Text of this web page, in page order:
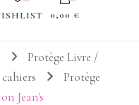
0,00 €
vide.
Protège Livre /
Protège
Jean's